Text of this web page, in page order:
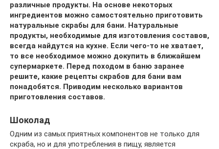
различные продукты. На основе некоторых
ингредиентов можно самостоятельно приготовить
натуральные скрабы для бани. Натуральные
продукты, необходимые для изготовления составов,
всегда найдутся на кухне. Если чего-то не хватает,
то все необходимое можно докупить в ближайшем
супермаркете. Перед походом в баню заранее
решите, какие рецепты скрабов для бани вам
понадобятся. Приводим несколько вариантов
приготовления составов.
Шоколад
Одним из самых приятных компонентов не только для
скраба, но и для употребления в пищу, является